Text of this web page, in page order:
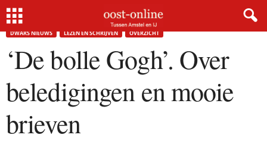
Home ‘De bolle Gogh’. Over beledigingen en mooie brieven
DWARS NIEUWS LEZEN EN SCHRIJVEN OVERZICHT
‘De bolle Gogh’. Over
beledigingen en mooie
brieven
×
Gratis NieuwsMail
VOORNAAM